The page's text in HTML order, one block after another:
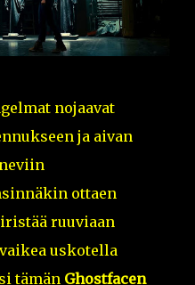
nojaavat
ja aivan
ottaen
ruuviaan
uskotella
tämän Ghostfacen